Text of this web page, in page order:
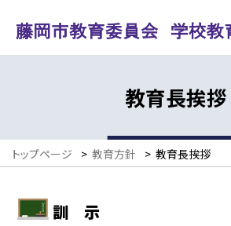
教育長挨拶
トップページ > 教育方針 > 教育長挨拶
訓 示